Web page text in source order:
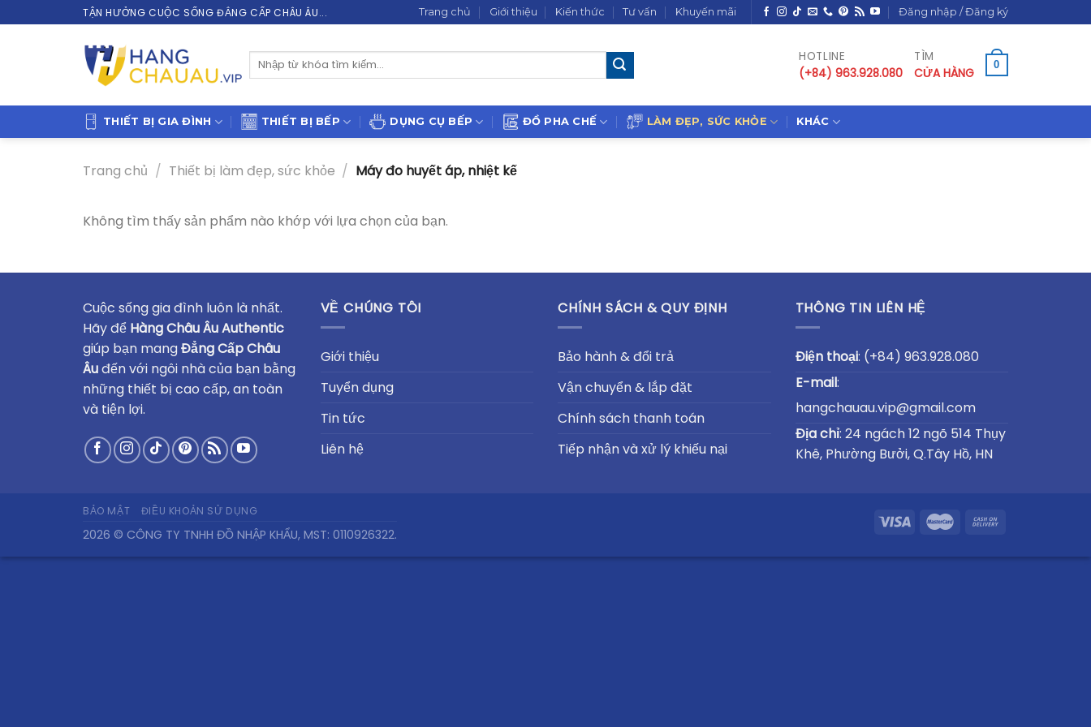
to
TẬN HƯỞNG CUỘC SỐNG ĐẲNG CẤP CHÂU ÂU... Trang chủ Giới thiệu Kiến thức Tư vấn Khuyến mãi Đăng nhập / Đăng ký
Tìm
HOTLINE
(+84) 963.928.080
TÌM
CỬA HÀNG
0
THIẾT BỊ GIA ĐÌNH THIẾT BỊ BẾP DỤNG CỤ BẾP ĐỒ PHA CHẾ LÀM ĐẸP, SỨC KHỎE KHÁC
Trang chủ / Thiết bị làm đẹp, sức khỏe / Máy đo huyết áp, nhiệt kế
Không tìm thấy sản phẩm nào khớp với lựa chọn của bạn.
Cuộc sống gia đình luôn là nhất.
Hãy để Hàng Châu Âu Authentic
giúp bạn mangĐẳng Cấp Châu
Âuđến với ngôi nhà của bạn bằng
những thiết bị cao cấp, an toàn
và tiện lợi.
VỀ CHÚNG TÔI
Giới thiệu
Tuyển dụng
Tin tức
Liên hệ
CHÍNH SÁCH & QUY ĐỊNH
Bảo hành & đổi trả
Vận chuyển & lắp đặt
Chính sách thanh toán
Tiếp nhận và xử lý khiếu nại
THÔNG TIN LIÊN HỆ
Điện thoại: (+84) 963.928.080
E-mail:
hangchauau.vip@gmail.com
Địa chỉ: 24 ngách 12 ngõ 514 Thụy
Khê, Phường Bưởi, Q.Tây Hồ, HN
BẢO MẬT ĐIỀU KHOẢN SỬ DỤNG
2026 © CÔNG TY TNHH ĐỒ NHẬP KHẨU, MST: 0110926322.